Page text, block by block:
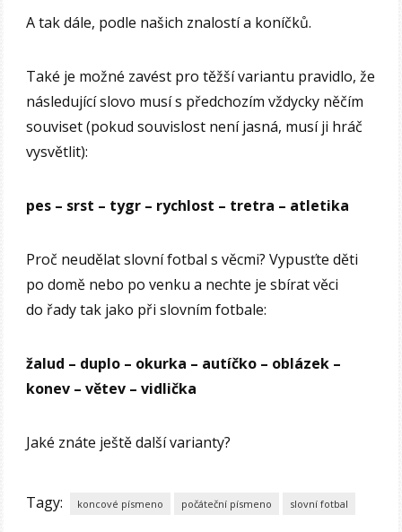
A tak dále, podle našich znalostí a koníčků.
Také je možné zavést pro těžší variantu pravidlo, že
následující slovo musí s předchozím vždycky něčím
souviset (pokud souvislost není jasná, musí ji hráč
vysvětlit):
pes – srst – tygr – rychlost – tretra – atletika
Proč neudělat slovní fotbal s věcmi? Vypusťte děti
po domě nebo po venku a nechte je sbírat věci
do řady tak jako při slovním fotbale:
žalud – duplo – okurka – autíčko – oblázek –
konev –větev – vidlička
Jaké znáte ještě další varianty?
Tagy: koncové písmeno počáteční písmeno slovní fotbal